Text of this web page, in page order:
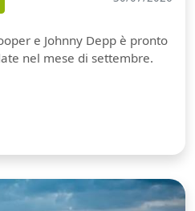
e Johnny Depp è pronto
nel mese di settembre.